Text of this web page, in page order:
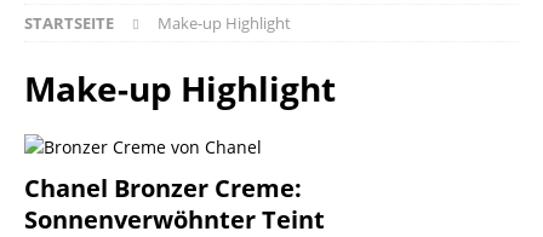
STARTSEITE Make-up Highlight
Make-up Highlight
Chanel Bronzer Creme:
Sonnenverwöhnter Teint